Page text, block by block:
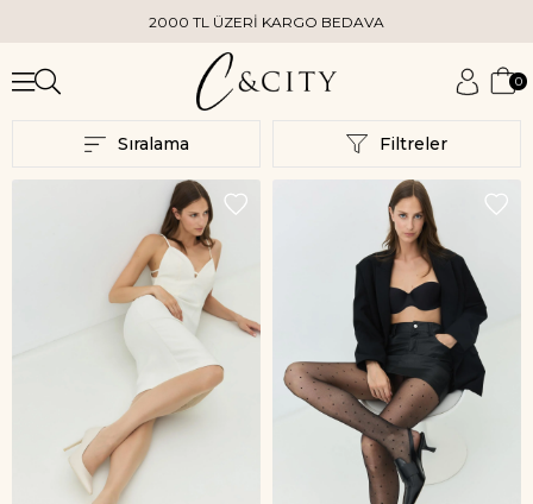
2000 TL ÜZERİ KARGO BEDAVA
0
Filtreler
Sıralama